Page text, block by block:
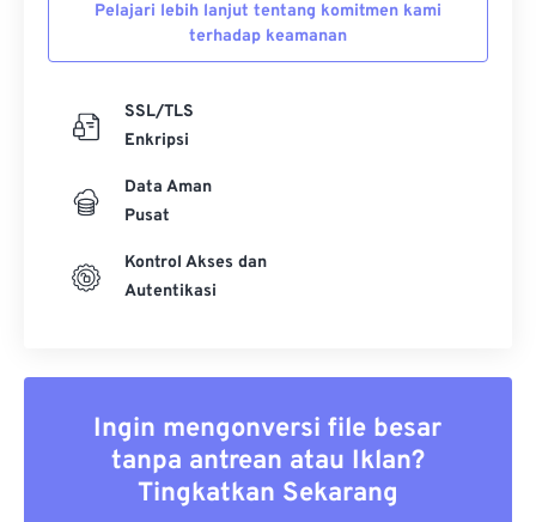
Pelajari lebih lanjut tentang komitmen kami
terhadap keamanan
SSL/TLS
Enkripsi
Data Aman
Pusat
Kontrol Akses dan
Autentikasi
Ingin mengonversi file besar
tanpa antrean atau Iklan?
Tingkatkan Sekarang